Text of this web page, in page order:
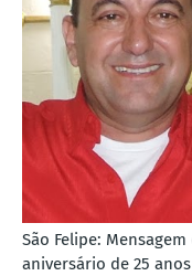
São Felipe:
aniversário de 25